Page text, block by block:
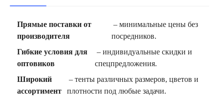
Прямые поставки от
производителя
– минимальные цены без
посредников.
Гибкие условия для
оптовиков
– индивидуальные скидки и
спецпредложения.
Широкий
ассортимент
– тенты различных размеров, цветов и
плотности под любые задачи.